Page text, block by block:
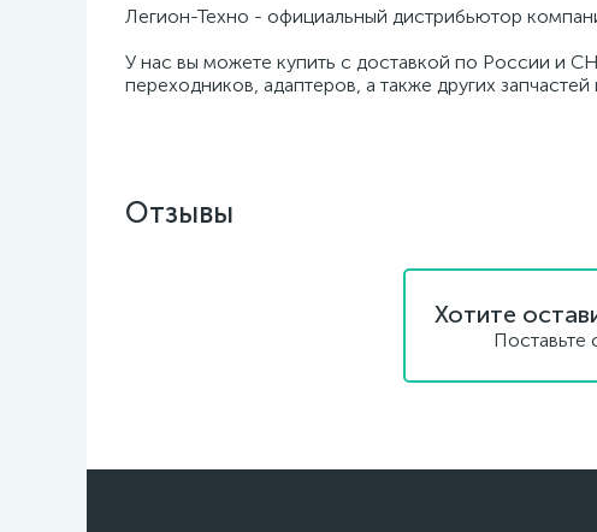
Легион-Техно - официальный дистрибьютор
У нас вы можете купить с доставкой по России и
переходников, адаптеров, а также других
Отзывы
Хотите
Поставьте